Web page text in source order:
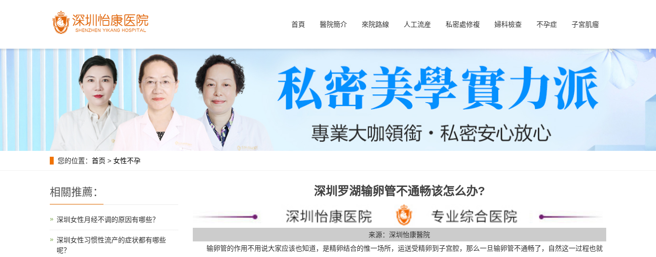
首頁 醫院簡介 來院路線 人工流産 私密處修複 婦科檢查 不孕症 子宮肌瘤
您的位置： 首页 > 女性不孕
深圳罗湖输卵管不通畅该怎么办?
来源：深圳怡康醫院
输卵管的作用不用说大家应该也知道，是精卵结合的惟一场所，运送受精卵到子宫腔，那么一旦输卵管不通畅了，自然这一过程也就
相關推薦：
深圳女性月经不调的原因有哪些？
深圳女性习惯性流产的症状都有哪些
呢？